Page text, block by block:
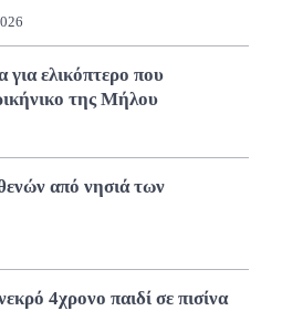
ελικόπτερο που
της Μήλου
από νησιά των
4χρονο παιδί σε πισίνα